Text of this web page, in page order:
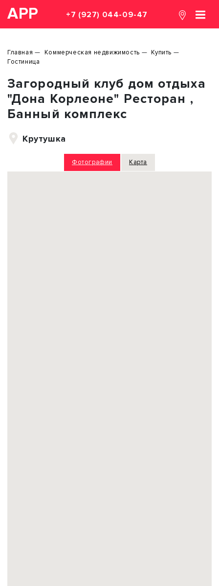
АРР +7 (927) 044-09-47
Главная Коммерческая недвижимость
Купить
Гостиница
Загородный клуб дом отдыха
"Дона Корлеоне" Ресторан ,
Банный комплекс
Крутушка
Фотографии Карта